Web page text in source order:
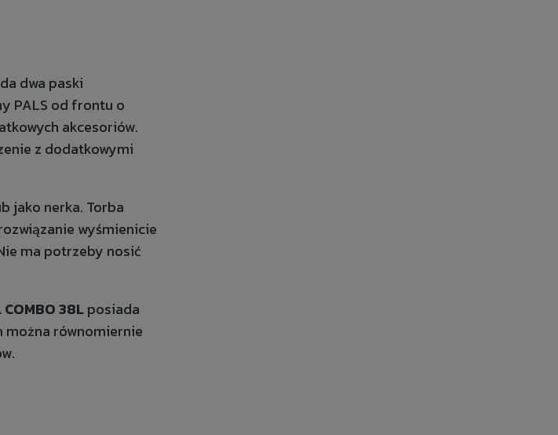
dwa paski
PALS od frontu o
akcesoriów.
z dodatkowymi
jako nerka. Torba
wyśmienicie
ma potrzeby nosić
COMBO 38Lposiada
można równomiernie